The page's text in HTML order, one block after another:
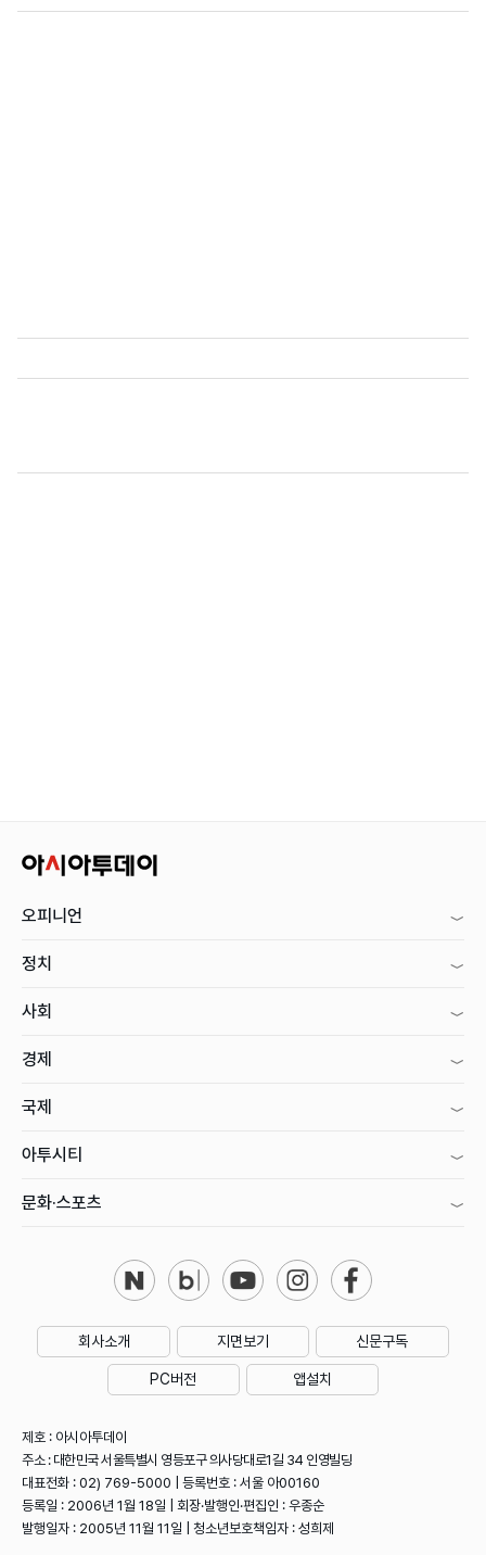
오피니언
정치
사회
경제
국제
아투시티
문화·스포츠
회사소개 지면보기 신문구독
PC버전 앱설치
제호 : 아시아투데이
주소 : 대한민국 서울특별시 영등포구 의사당대로1길 34 인영빌딩
대표전화 : 02) 769-5000 | 등록번호 : 서울 아00160
등록일 : 2006년 1월 18일 | 회장·발행인·편집인 : 우종순
발행일자 : 2005년 11월 11일 | 청소년보호책임자 : 성희제